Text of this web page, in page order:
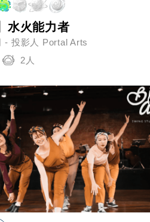
水火能力者
- 投影人 Portal Arts
2人